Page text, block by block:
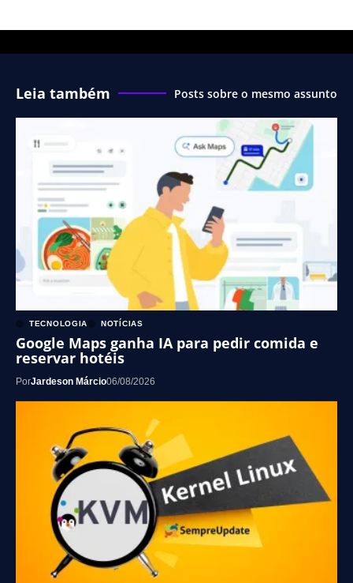
Leia também Posts sobre o mesmo assunto
TECNOLOGIA NOTÍCIAS
Google Maps ganha IA para pedir comida e
reservar hotéis
PorJardeson Márcio06/08/2026